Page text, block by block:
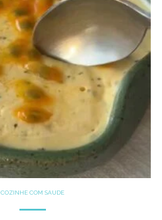
COZINHE COM SAÚDE
GLUTEN FREE